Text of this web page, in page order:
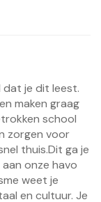
dat je dit leest.
maken graag
school
zorgen voor
thuis.Dit ga je
onze havo
weet je
en cultuur. Je